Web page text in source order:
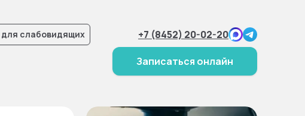
слабовидящих +7 (8452) 20-02-20
Записаться онлайн